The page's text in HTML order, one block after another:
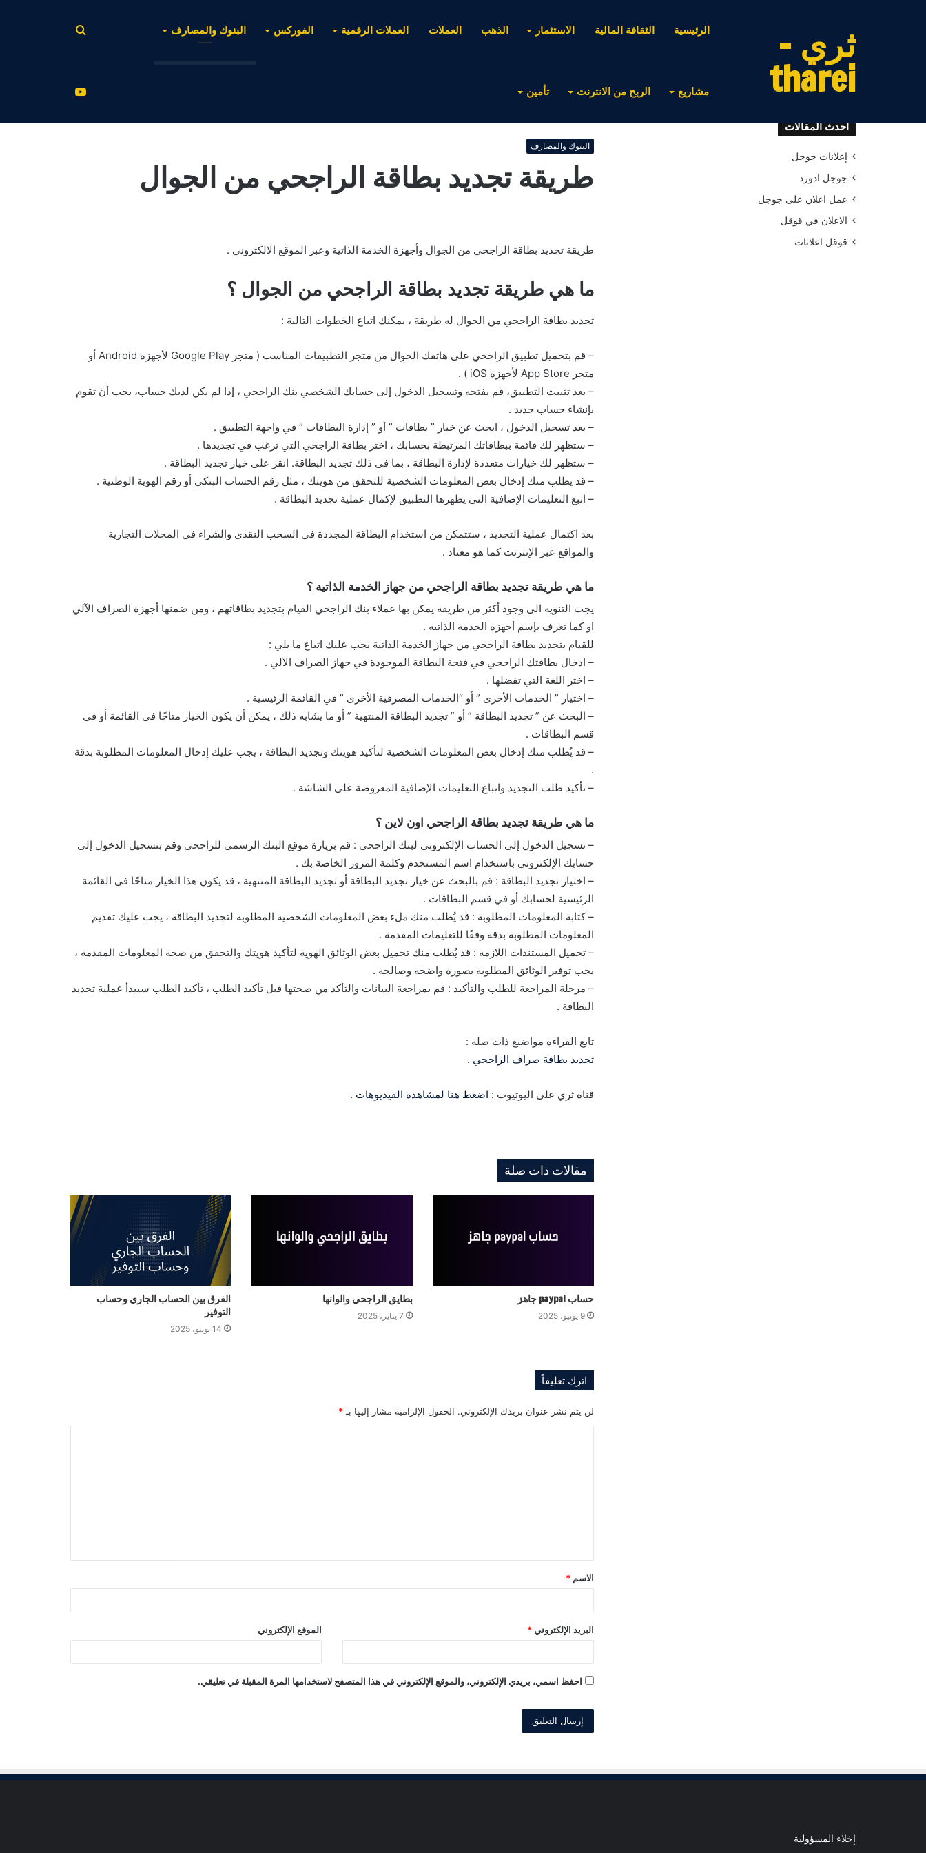
ثري -
tharei
الرئيسية الثقافة المالية الاستثمار الذهب العملات العملات الرقمية الفوركس البنوك والمصارف
مشاريع الربح من الانترنت تأمين عن
البنوك والمصارف
طريقة تجديد بطاقة الراجحي من الجوال
طريقة تجديد بطاقة الراجحي من الجوال وأجهزة الخدمة الذاتية وعبر الموقع الالكتروني .
ما هي طريقة تجديد بطاقة الراجحي من الجوال ؟
تجديد بطاقة الراجحي من الجوال له طريقة ، يمكنك اتباع الخطوات التالية :
– قم بتحميل تطبيق الراجحي على هاتفك الجوال من متجر التطبيقات المناسب ( متجر Google Play لأجهزة Android أو
متجر App Store لأجهزة iOS ) .
– بعد تثبيت التطبيق، قم بفتحه وتسجيل الدخول إلى حسابك الشخصي بنك الراجحي ، إذا لم يكن لديك حساب، يجب أن تقوم
بإنشاء حساب جديد .
– بعد تسجيل الدخول ، ابحث عن خيار ” بطاقات ” أو ” إدارة البطاقات ” في واجهة التطبيق .
– ستظهر لك قائمة ببطاقاتك المرتبطة بحسابك ، اختر بطاقة الراجحي التي ترغب في تجديدها .
– ستظهر لك خيارات متعددة لإدارة البطاقة ، بما في ذلك تجديد البطاقة. انقر على خيار تجديد البطاقة .
– قد يطلب منك إدخال بعض المعلومات الشخصية للتحقق من هويتك ، مثل رقم الحساب البنكي أو رقم الهوية الوطنية .
– اتبع التعليمات الإضافية التي يظهرها التطبيق لإكمال عملية تجديد البطاقة .
بعد اكتمال عملية التجديد ، ستتمكن من استخدام البطاقة المجددة في السحب النقدي والشراء في المحلات التجارية
والمواقع عبر الإنترنت كما هو معتاد .
ما هي طريقة تجديد بطاقة الراجحي من جهاز الخدمة الذاتية ؟
يجب التنويه الى وجود أكثر من طريقة يمكن بها عملاء بنك الراجحي القيام بتجديد بطاقاتهم ، ومن ضمنها أجهزة الصراف الآلي
او كما تعرف بإسم أجهزة الخدمة الذاتية .
للقيام بتجديد بطاقة الراجحي من جهاز الخدمة الذاتية يجب عليك اتباع ما يلي :
– ادخال بطاقتك الراجحي في فتحة البطاقة الموجودة في جهاز الصراف الآلي .
– اختر اللغة التي تفضلها .
– اختيار ” الخدمات الأخرى ” أو “الخدمات المصرفية الأخرى ” في القائمة الرئيسية .
– البحث عن ” تجديد البطاقة ” أو ” تجديد البطاقة المنتهية ” أو ما يشابه ذلك ، يمكن أن يكون الخيار متاحًا في القائمة أو في
قسم البطاقات .
– قد يُطلب منك إدخال بعض المعلومات الشخصية لتأكيد هويتك وتجديد البطاقة ، يجب عليك إدخال المعلومات المطلوبة بدقة
.
– تأكيد طلب التجديد واتباع التعليمات الإضافية المعروضة على الشاشة .
ما هي طريقة تجديد بطاقة الراجحي اون لاين ؟
– تسجيل الدخول إلى الحساب الإلكتروني لبنك الراجحي : قم بزيارة موقع البنك الرسمي للراجحي وقم بتسجيل الدخول إلى
حسابك الإلكتروني باستخدام اسم المستخدم وكلمة المرور الخاصة بك .
– اختيار تجديد البطاقة : قم بالبحث عن خيار تجديد البطاقة أو تجديد البطاقة المنتهية ، قد يكون هذا الخيار متاحًا في القائمة
الرئيسية لحسابك أو في قسم البطاقات .
– كتابة المعلومات المطلوبة : قد يُطلب منك ملء بعض المعلومات الشخصية المطلوبة لتجديد البطاقة ، يجب عليك تقديم
المعلومات المطلوبة بدقة وفقًا للتعليمات المقدمة .
– تحميل المستندات اللازمة : قد يُطلب منك تحميل بعض الوثائق الهوية لتأكيد هويتك والتحقق من صحة المعلومات المقدمة ،
يجب توفير الوثائق المطلوبة بصورة واضحة وصالحة .
– مرحلة المراجعة للطلب والتأكيد : قم بمراجعة البيانات والتأكد من صحتها قبل تأكيد الطلب ، تأكيد الطلب سيبدأ عملية تجديد
البطاقة .
تابع القراءة مواضيع ذات صلة :
تجديد بطاقة صراف الراجحي .
قناة ثري على اليوتيوب : اضغط هنا لمشاهدة الفيديوهات .
مقالات ذات صلة
حساب paypal جاهز
9 يونيو، 2025
بطايق الراجحي والوانها
7 يناير، 2025
الفرق بين الحساب الجاري وحساب
التوفير
14 يونيو، 2025
اترك تعليقاً
لن يتم نشر عنوان بريدك الإلكتروني. الحقول الإلزامية مشار إليها بـ *
ق
*
الاسم *
البريد الإلكتروني * الموقع الإلكتروني
احفظ اسمي، بريدي الإلكتروني، والموقع الإلكتروني في هذا المتصفح لاستخدامها المرة المقبلة في تعليقي.
أحدث المقالات
إعلانات جوجل
جوجل ادورد
عمل اعلان على جوجل
الاعلان في قوقل
قوقل اعلانات
إخلاء المسؤولية